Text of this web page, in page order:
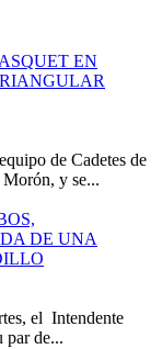
EN
de Cadetes de
y se...
DE UNA
el Intendente
par de...